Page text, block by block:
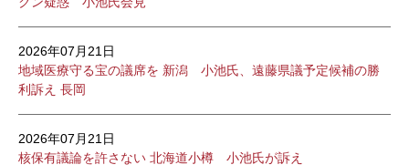
2026年07月21日
地域医療守る宝の議席を 新潟 小池氏、遠藤県議予定候補の勝
利訴え 長岡
2026年07月21日
核保有議論を許さない 北海道小樽 小池氏が訴え